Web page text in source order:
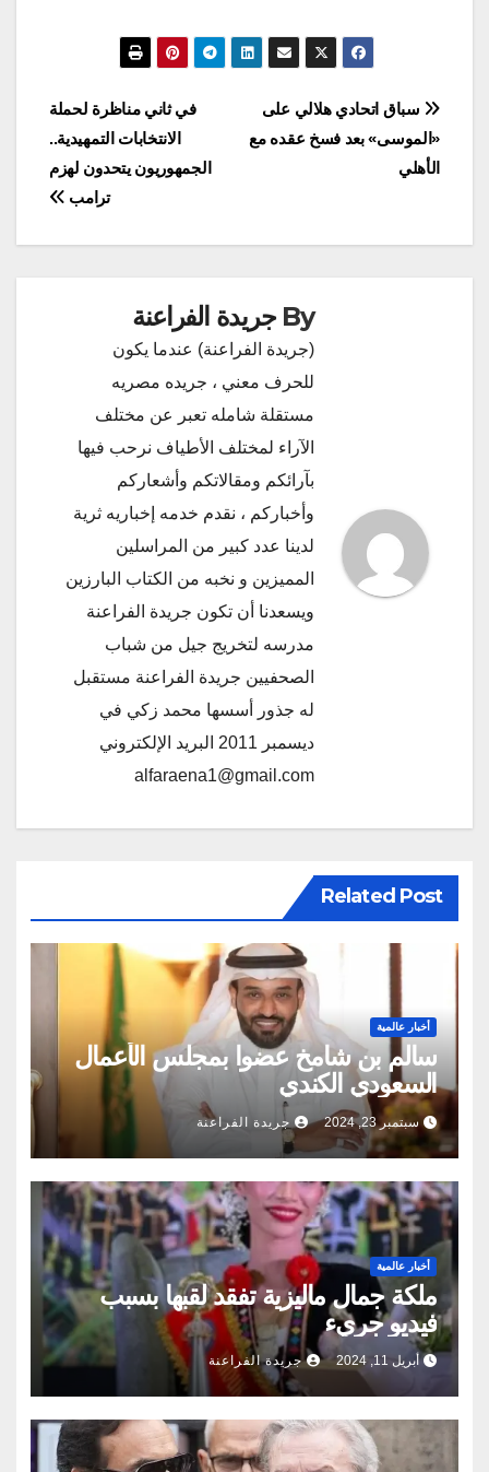
تصفّح
المقالات
في ثاني مناظرة لحملة
الانتخابات التمهيدية..
الجمهوريون يتحدون لهزم
ترامب
سباق اتحادي هلالي على
«الموسى» بعد فسخ عقده مع
الأهلي
By جريدة الفراعنة
(جريدة الفراعنة) عندما يكون
للحرف معني ، جريده مصريه
مستقلة شامله تعبر عن مختلف
الآراء لمختلف الأطياف نرحب فيها
بآرائكم ومقالاتكم وأشعاركم
وأخباركم ، نقدم خدمه إخباريه ثرية
لدينا عدد كبير من المراسلين
المميزين و نخبه من الكتاب البارزين
ويسعدنا أن تكون جريدة الفراعنة
مدرسه لتخريج جيل من شباب
الصحفيين جريدة الفراعنة مستقبل
له جذور أسسها محمد زكي في
ديسمبر 2011 البريد الإلكتروني
alfaraena1@gmail.com
Related Post
أخبار عالمية
سالم بن شامخ عضوا بمجلس الأعمال
السعودي الكندي
سبتمبر 23, 2024 جريدة الفراعنة
أخبار عالمية
ملكة جمال ماليزية تفقد لقبها بسبب
فيديو جريء
أبريل 11, 2024 جريدة الفراعنة